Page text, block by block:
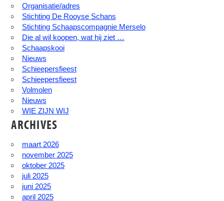
Organisatie/adres
Stichting De Rooyse Schans
Stichting Schaapscompagnie Merselo
Die al wil koopen, wat hij ziet …
Schaapskooi
Nieuws
Schieepersfieest
Schieepersfieest
Volmolen
Nieuws
WIE ZIJN WIJ
ARCHIVES
maart 2026
november 2025
oktober 2025
juli 2025
juni 2025
april 2025